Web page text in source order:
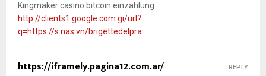
Kingmaker casino bitcoin einzahlung
http://clients1.google.com.gi/url?
q=https://s.nas.vn/brigettedelpra
https://iframely.pagina12.com.ar/ REPLY